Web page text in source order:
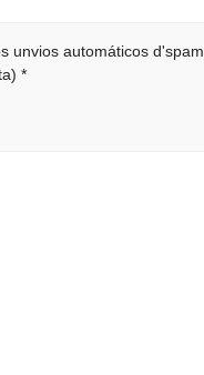
unvios automáticos d'spam.
*